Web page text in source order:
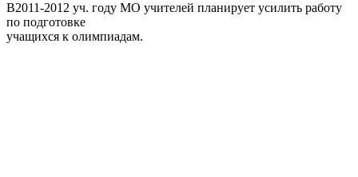
В2011-2012 уч. году МО учителей планирует усилить работу
по подготовке
учащихся к олимпиадам.